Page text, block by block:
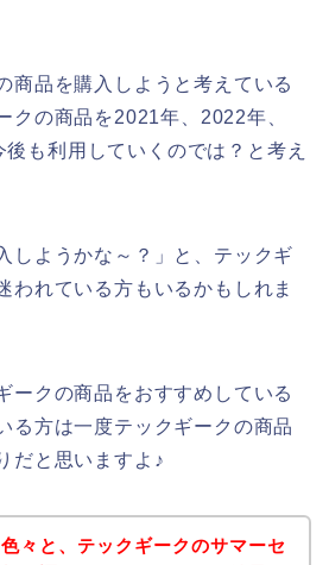
商品を購入しようと考えている
クの商品を2021年、2022年、
も利用していくのでは？と考え
しようかな～？」と、テックギ
われている方もいるかもしれま
ークの商品をおすすめしている
る方は一度テックギークの商品
だと思いますよ♪
々と、テックギークのサマーセ